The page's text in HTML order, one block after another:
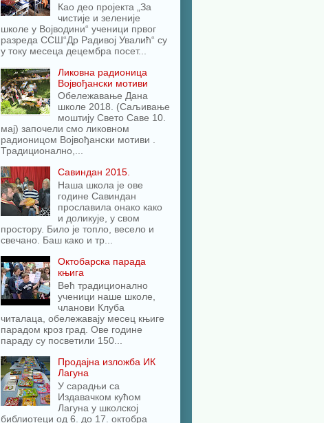
Као део пројекта „За
чистије и зеленије
школе у Војводини“ ученици првог
разреда ССШ“Др Радивој Увалић“ су
у току месеца децембра посет...
Ликовна радионица
Војвођански мотиви
Обележавање Дана
школе 2018. (Саљивање
моштију Свето Саве 10.
мај) започели смо ликовном
радионицом Војвођански мотиви .
Традиционално,...
Савиндан 2015.
Наша школа је ове
године Савиндан
прославила онако како
и доликује, у свом
простору. Било је топло, весело и
свечано. Баш како и тр...
Октобарска парада
књига
Већ традиционално
ученици наше школе,
чланови Клуба
читалаца, обележавају месец књиге
парадом кроз град. Ове године
параду су посветили 150...
Продајна изложба ИК
Лагуна
У сарадњи са
Издавачком кућом
Лагуна у школској
библиотеци од 6. до 17. октобра